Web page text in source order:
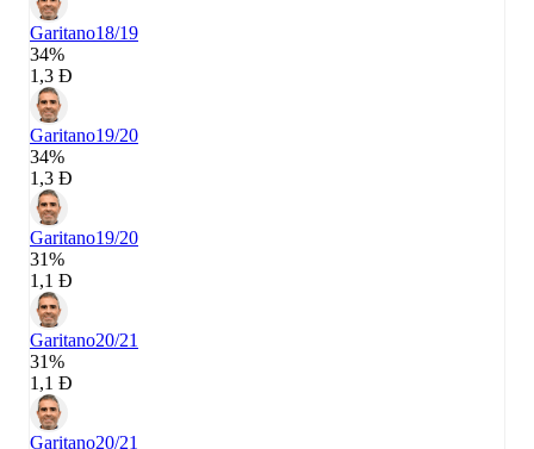
Garitano18/19
34%
1,3 Đ
Garitano19/20
34%
1,3 Đ
Garitano19/20
31%
1,1 Đ
Garitano20/21
31%
1,1 Đ
Garitano20/21